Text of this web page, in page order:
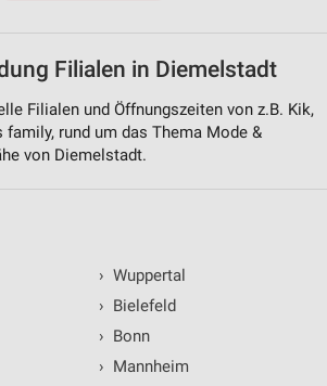
Filialen in Diemelstadt
Filialen und Öffnungszeiten von z.B. Kik,
family, rund um das Thema Mode &
von Diemelstadt.
› Wuppertal
› Bielefeld
› Bonn
› Mannheim